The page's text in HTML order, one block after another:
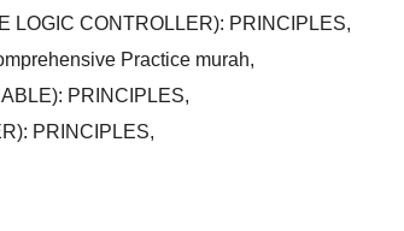
LOGIC CONTROLLER): PRINCIPLES,
Practice murah,
PRINCIPLES,
PRINCIPLES,